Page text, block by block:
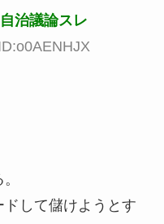
治議論スレ
して儲けようとす